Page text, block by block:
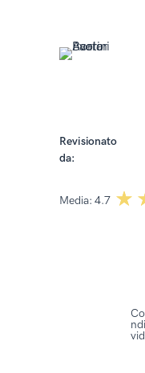
Revisionato
da:
Media:4.7
Co
ndi